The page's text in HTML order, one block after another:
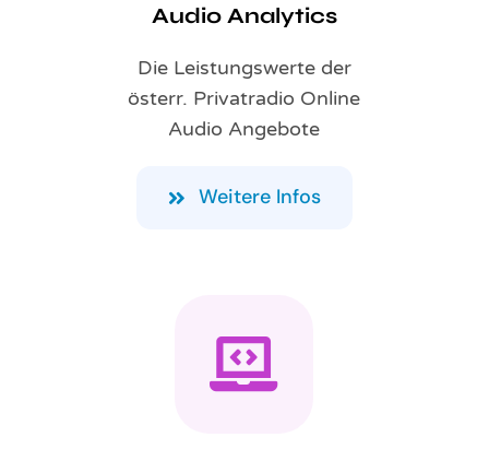
Audio Analytics
Die Leistungswerte der
österr. Privatradio Online
Audio Angebote
Weitere Infos